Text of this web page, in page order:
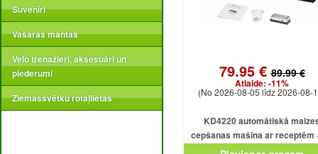
Suvenīri
Vasaras mantas
Velo trenažieri, aksesuāri un
piederumi
Ziemassvētku rotaļlietas
79.95 €89.99 €
Atlaide: -11%
(No 2026-08-05 līdz 2026-08-
KD4220 automātiskā
cepšanas mašīna ar receptēm
programmām + saldējumu